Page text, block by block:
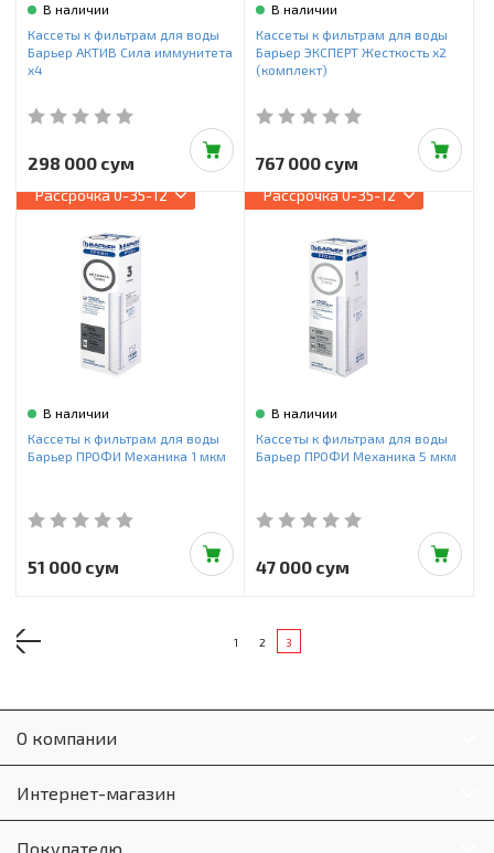
В наличии
Кассеты к фильтрам для воды
Барьер АКТИВ Сила иммунитета
х4
298 000 сум
В наличии
Кассеты к фильтрам для воды
Барьер ЭКСПЕРТ Жесткость х2
(комплект)
767 000 сум
Рассрочка0-35-12
В наличии
Кассеты к фильтрам для воды
Барьер ПРОФИ Механика 1 мкм
51 000 сум
Рассрочка0-35-12
В наличии
Кассеты к фильтрам для воды
Барьер ПРОФИ Механика 5 мкм
47 000 сум
1 2 3
О компании
Интернет-магазин
Покупателю